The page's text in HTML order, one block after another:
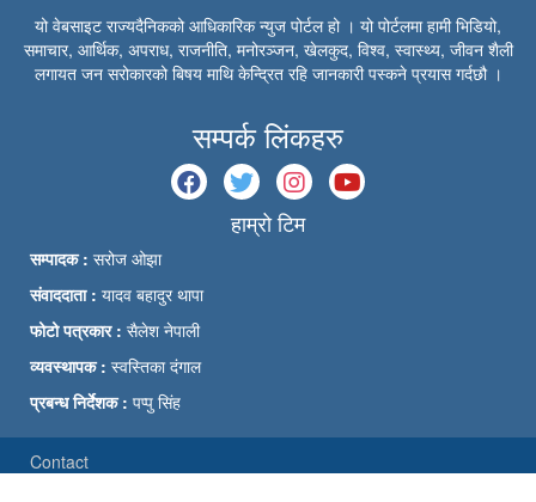
यो वेबसाइट राज्यदैनिकको आधिकारिक न्युज पोर्टल हो । यो पोर्टलमा हामी भिडियो,
समाचार, आर्थिक, अपराध, राजनीति, मनोरञ्जन, खेलकुद, विश्व, स्वास्थ्य, जीवन शैली
लगायत जन सरोकारको बिषय माथि केन्द्रित रहि जानकारी पस्कने प्रयास गर्दछौ ।
सम्पर्क लिंकहरु
हाम्रो टिम
सम्पादक : सरोज ओझा
संवाददाता : यादव बहादुर थापा
फोटो पत्रकार : सैलेश नेपाली
व्यवस्थापक : स्वस्तिका दंगाल
प्रबन्ध निर्देशक : पप्पु सिंह
Contact